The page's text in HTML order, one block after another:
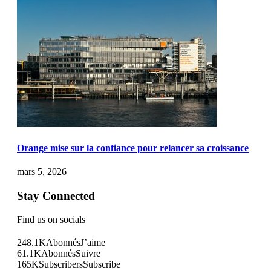
Orange mise sur la confiance pour relancer sa croissance
mars 5, 2026
Stay Connected
Find us on socials
248.1KAbonnésJ’aime
61.1KAbonnésSuivre
165KSubscribersSubscribe